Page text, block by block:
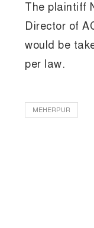
The plaintiff
Director of
would be
per law.
MEHERPUR